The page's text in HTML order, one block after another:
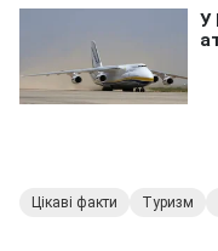
Цікаві факти Туризм